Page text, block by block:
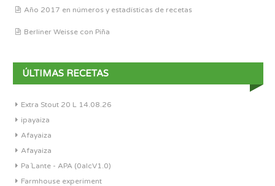
Año 2017 en números y estadísticas de recetas
Berliner Weisse con Piña
ÚLTIMAS RECETAS
Extra Stout 20 L 14.08.26
ipayaiza
Afayaiza
Afayaiza
Pa´Lante - APA (0alcV1.0)
Farmhouse experiment